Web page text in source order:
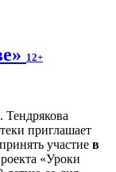
12+
приглашает
принять участие в
«Уроки